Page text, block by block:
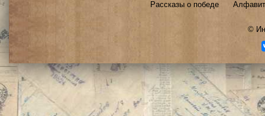
Рассказы о победе
©